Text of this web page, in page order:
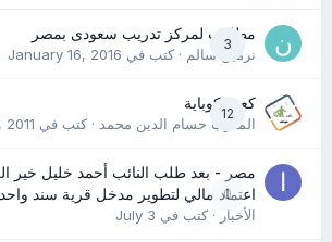
3
مطلوب لمركز تدريب سعودى بمصر
نرمين سالم· كتب في January 16, 2016
12
كعب كوباية
المدرب حسام الدين محمد· كتب في 2011
0
مصر - بعد طلب النائب أحمد خليل خير
اعتماد مالي لتطوير مدخل قرية سند واحد
الأخبار· كتب في July 3